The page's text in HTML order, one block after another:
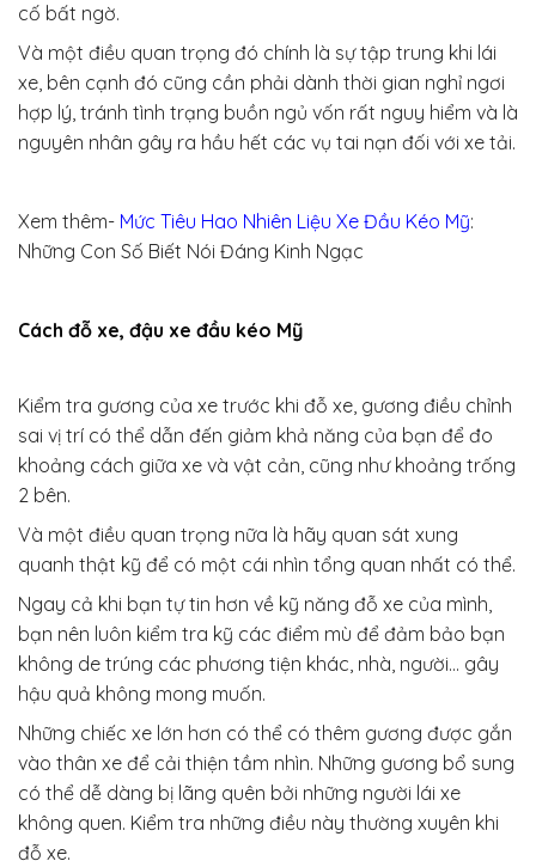
cố bất ngờ.
Và một điều quan trọng đó chính là sự tập trung khi lái
xe, bên cạnh đó cũng cần phải dành thời gian nghỉ ngơi
hợp lý, tránh tình trạng buồn ngủ vốn rất nguy hiểm và là
nguyên nhân gây ra hầu hết các vụ tai nạn đối với xe tải.
Xem thêm- Mức Tiêu Hao Nhiên Liệu Xe Đầu Kéo Mỹ:
Những Con Số Biết Nói Đáng Kinh Ngạc
Cách đỗ xe, đậu xe đầu kéo Mỹ
Kiểm tra gương của xe trước khi đỗ xe, gương điều chỉnh
sai vị trí có thể dẫn đến giảm khả năng của bạn để đo
khoảng cách giữa xe và vật cản, cũng như khoảng trống
2 bên.
Và một điều quan trọng nữa là hãy quan sát xung
quanh thật kỹ để có một cái nhìn tổng quan nhất có thể.
Ngay cả khi bạn tự tin hơn về kỹ năng đỗ xe của mình,
bạn nên luôn kiểm tra kỹ các điểm mù để đảm bảo bạn
không de trúng các phương tiện khác, nhà, người… gây
hậu quả không mong muốn.
Những chiếc xe lớn hơn có thể có thêm gương được gắn
vào thân xe để cải thiện tầm nhìn. Những gương bổ sung
có thể dễ dàng bị lãng quên bởi những người lái xe
không quen. Kiểm tra những điều này thường xuyên khi
đỗ xe.